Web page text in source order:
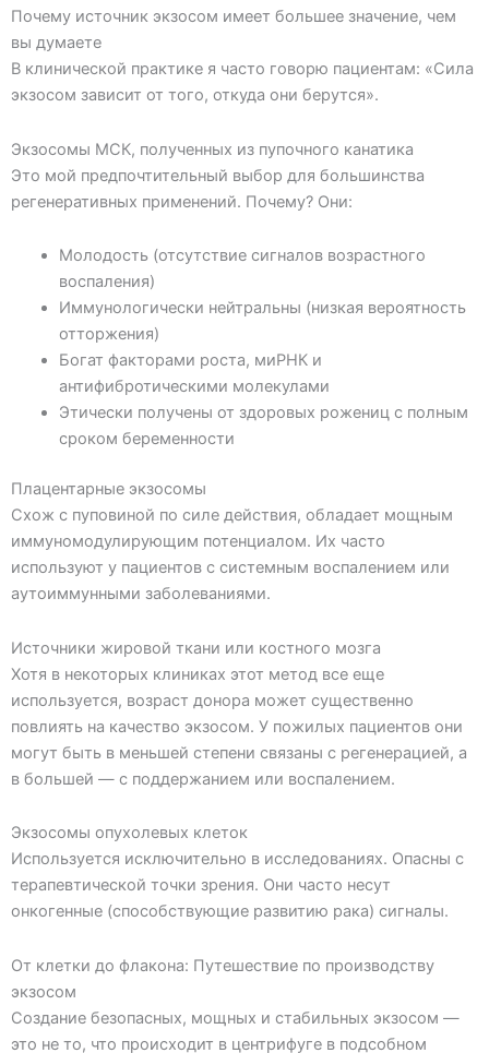
Почему источник экзосом имеет большее значение, чем
вы думаете
В клинической практике я часто говорю пациентам: «Сила
экзосом зависит от того, откуда они берутся».
Экзосомы МСК, полученных из пупочного канатика
Это мой предпочтительный выбор для большинства
регенеративных применений. Почему? Они:
Молодость (отсутствие сигналов возрастного
воспаления)
Иммунологически нейтральны (низкая вероятность
отторжения)
Богат факторами роста, миРНК и
антифибротическими молекулами
Этически получены от здоровых рожениц с полным
сроком беременности
Плацентарные экзосомы
Схож с пуповиной по силе действия, обладает мощным
иммуномодулирующим потенциалом. Их часто
используют у пациентов с системным воспалением или
аутоиммунными заболеваниями.
Источники жировой ткани или костного мозга
Хотя в некоторых клиниках этот метод все еще
используется, возраст донора может существенно
повлиять на качество экзосом. У пожилых пациентов они
могут быть в меньшей степени связаны с регенерацией, а
в большей — с поддержанием или воспалением.
Экзосомы опухолевых клеток
Используется исключительно в исследованиях. Опасны с
терапевтической точки зрения. Они часто несут
онкогенные (способствующие развитию рака) сигналы.
От клетки до флакона: Путешествие по производству
экзосом
Создание безопасных, мощных и стабильных экзосом —
это не то, что происходит в центрифуге в подсобном